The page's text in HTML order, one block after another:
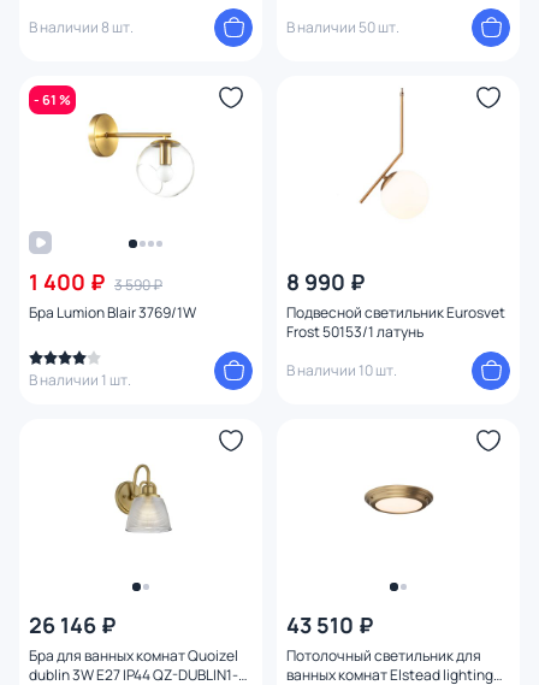
В наличии 8 шт.
В наличии 50 шт.
- 61 %
1 400 ₽ 3 590 ₽
Бра Lumion Blair 3769/1W
В наличии 1 шт.
8 990 ₽
Подвесной светильник Eurosvet
Frost 50153/1 латунь
В наличии 10 шт.
26 146 ₽
Бра для ванных комнат Quoizel
dublin 3W E27 IP44 QZ-DUBLIN1-
43 510 ₽
Потолочный светильник для
ванных комнат Elstead lighting